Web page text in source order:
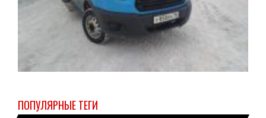
ПОПУЛЯРНЫЕ ТЕГИ